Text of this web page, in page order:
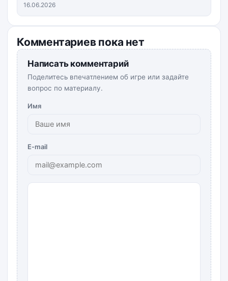
16.06.2026
Комментариев пока нет
Написать комментарий
Поделитесь впечатлением об игре или задайте
вопрос по материалу.
Имя
E-mail